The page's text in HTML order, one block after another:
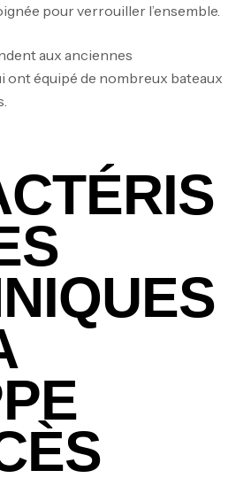
pour verrouiller l’ensemble.
aux anciennes
ont équipé de nombreux bateaux